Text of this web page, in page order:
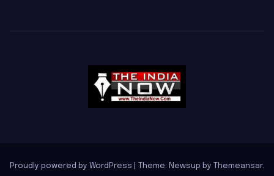
Proudly powered by WordPress Theme: Newsup by Themeansar.